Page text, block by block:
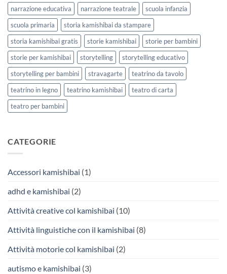
narrazione educativa
narrazione teatrale
scuola infanzia
scuola primaria
storia kamishibai da stampare
storia kamishibai gratis
storie kamishibai
storie per bambini
storie per kamishibai
storytelling
storytelling educativo
storytelling per bambini
stravagarte
teatrino da tavolo
teatrino in legno
teatrino kamishibai
teatro di carta
teatro per bambini
CATEGORIE
Accessori kamishibai (1)
adhd e kamishibai (2)
Attività creative col kamishibai (10)
Attività linguistiche con il kamishibai (8)
Attività motorie col kamishibai (2)
autismo e kamishibai (3)